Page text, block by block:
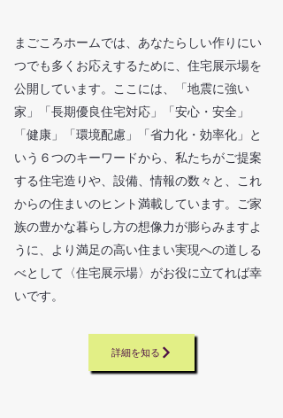
まごころホームでは、あなたらしい作りにい
つでも多くお応えするために、住宅展示場を
公開しています。ここには、「地震に強い
家」「長期優良住宅対応」「安心・安全」
「健康」「環境配慮」「省力化・効率化」と
いう６つのキーワードから、私たちがご提案
する住宅造りや、設備、情報の数々と、これ
からの住まいのヒント満載しています。ご家
族の豊かな暮らし方の想像力が膨らみますよ
うに、より満足の高い住まい実現への道しる
べとして〈住宅展示場〉がお役に立てれば幸
いです。
詳細を知る